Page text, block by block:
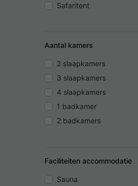
Safaritent
Aantal kamers
2 slaapkamers
3 slaapkamers
4 slaapkamers
1 badkamer
2 badkamers
Faciliteiten accommodatie
Sauna